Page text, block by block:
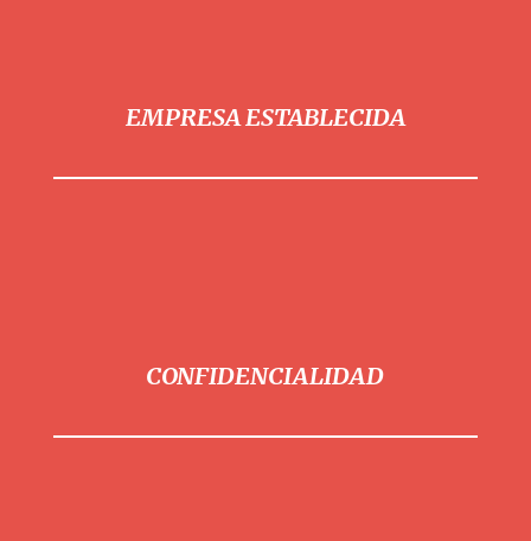
EMPRESA ESTABLECIDA
CONFIDENCIALIDAD